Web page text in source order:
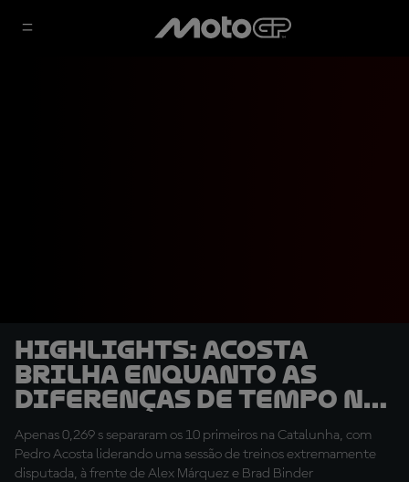
HIGHLIGHTS: Acosta
brilha enquanto as
diferenças de tempo na
sexta-feira atingem
mínimos históricos
Apenas 0,269 s separaram os 10 primeiros na Catalunha, com
Pedro Acosta liderando uma sessão de treinos extremamente
disputada, à frente de Alex Márquez e Brad Binder